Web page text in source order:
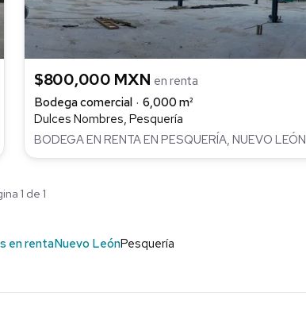
$800,000 MXN en renta
Bodega comercial
6,000 m²
Dulces Nombres, Pesquería
BODEGA EN RENTA EN PESQUERÍA, NUEVO LEÓN
1 de 1
en rentaNuevo LeónPesquería